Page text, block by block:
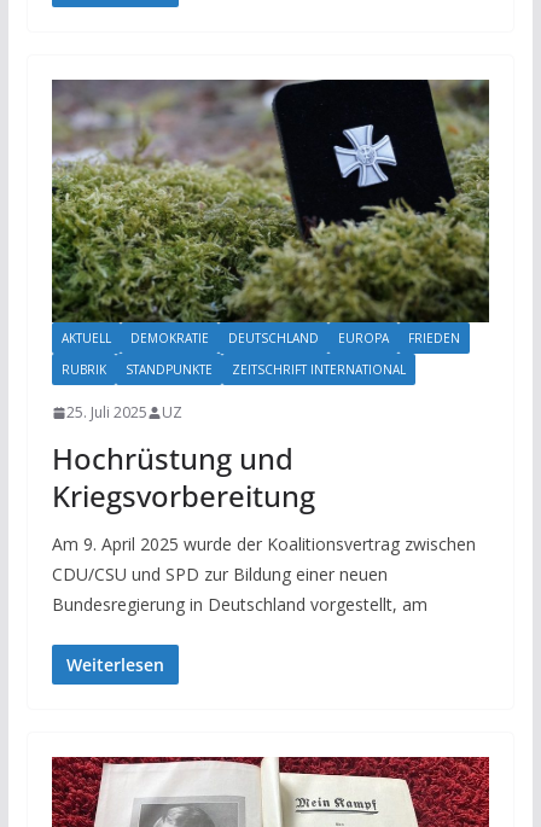
AKTUELL DEMOKRATIE DEUTSCHLAND EUROPA
FRIEDEN
RUBRIK
STANDPUNKTE ZEITSCHRIFT INTERNATIONAL
25. Juli 2025 UZ
Hochrüstung und
Kriegsvorbereitung
Am 9. April 2025 wurde der Koalitionsvertrag zwischen
CDU/CSU und SPD zur Bildung einer neuen
Bundesregierung in Deutschland vorgestellt, am
Weiterlesen